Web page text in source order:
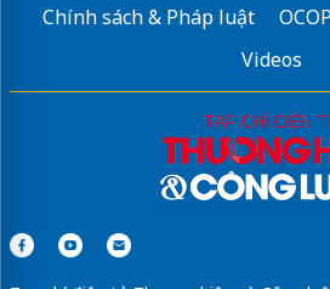
Chính sách & Pháp luật
OCOP
Videos